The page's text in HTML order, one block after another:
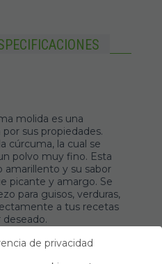
molida es una
sus propiedades.
cúrcuma, la cual se
polvo muy fino. Esta
amarillento y su sabor
picante y amargo. Se
para guisos, verduras,
a tus recetas
en bote de cristal
85 g.
de privacidad